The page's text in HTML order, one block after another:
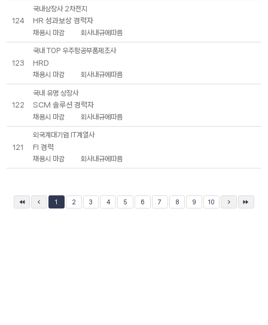
124
국내상장사 2차전지
HR 성과보상 경력자
채용시 마감 회사내규에따름
123
국내 TOP 우주항공부품제조사
HRD
채용시 마감 회사내규에따름
122
국내 유명 상장사
SCM 솔루션 경력자
채용시 마감 회사내규에따름
121
외국계대기업 IT계열사
FI 경력
채용시 마감 회사내규에따름
1 2 3 4 5 6 7 8 9 10